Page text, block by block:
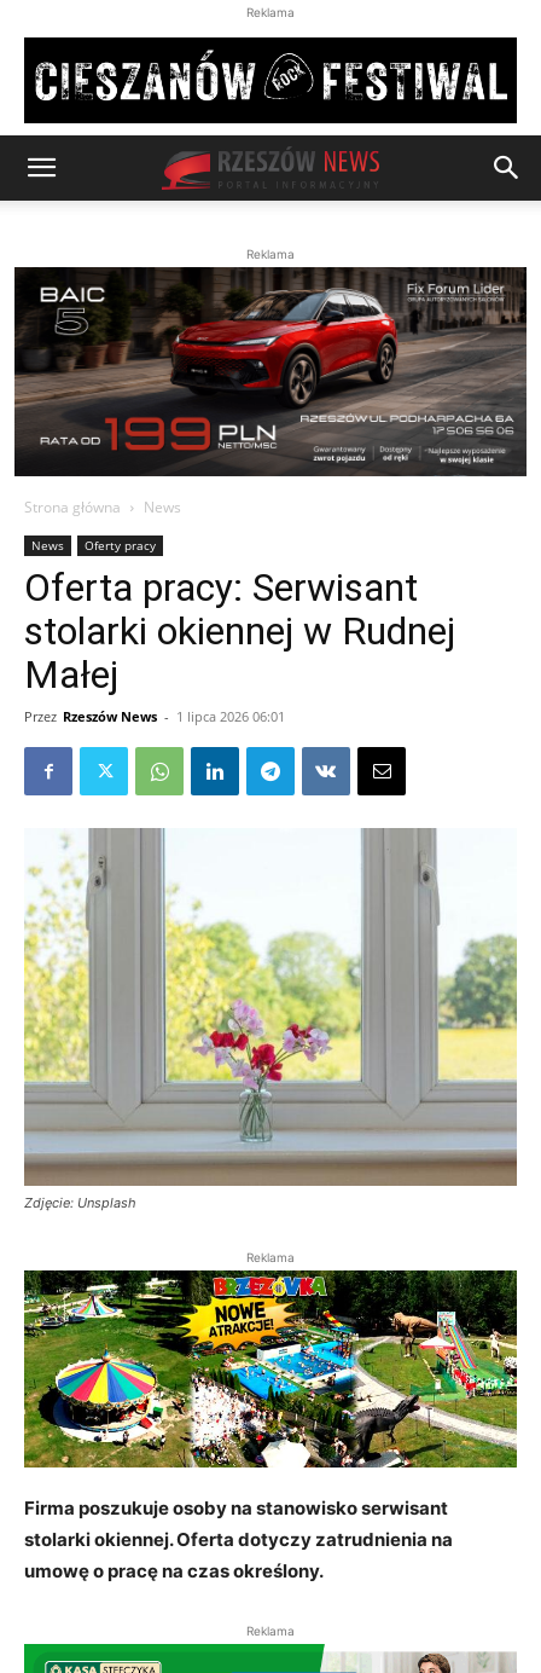
Reklama
Reklama
Strona główna News
News Oferty pracy
Oferta pracy: Serwisant
stolarki okiennej w Rudnej
Małej
Przez Rzeszów News - 1 lipca 2026 06:01
Zdjęcie: Unsplash
Reklama
Firma poszukuje osoby na stanowisko serwisant
stolarki okiennej. Oferta dotyczy zatrudnienia na
umowę o pracę na czas określony.
Reklama